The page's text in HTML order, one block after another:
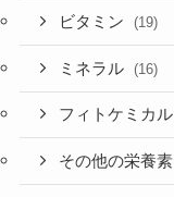
ビタミン (19)
ミネラル (16)
フィトケミカル
その他の栄養素